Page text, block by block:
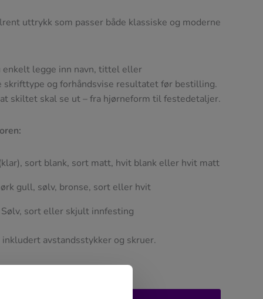
uttrykk som passer både klassiske og moderne
enkelt legge inn navn, tittel eller
og forhåndsvise resultatet før bestilling.
skiltet skal se ut – fra hjørneform til festedetaljer.
sort blank, sort matt, hvit blank eller hvit matt
gull, sølv, bronse, sort eller hvit
Sølv, sort eller skjult innfesting
avstandsstykker og skruer.